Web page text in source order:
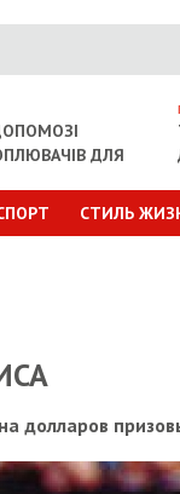
ДЛЯ
СТИЛЬ
долларов